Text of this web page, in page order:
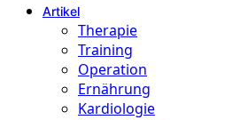
Artikel
Therapie
Training
Operation
Ernährung
Kardiologie